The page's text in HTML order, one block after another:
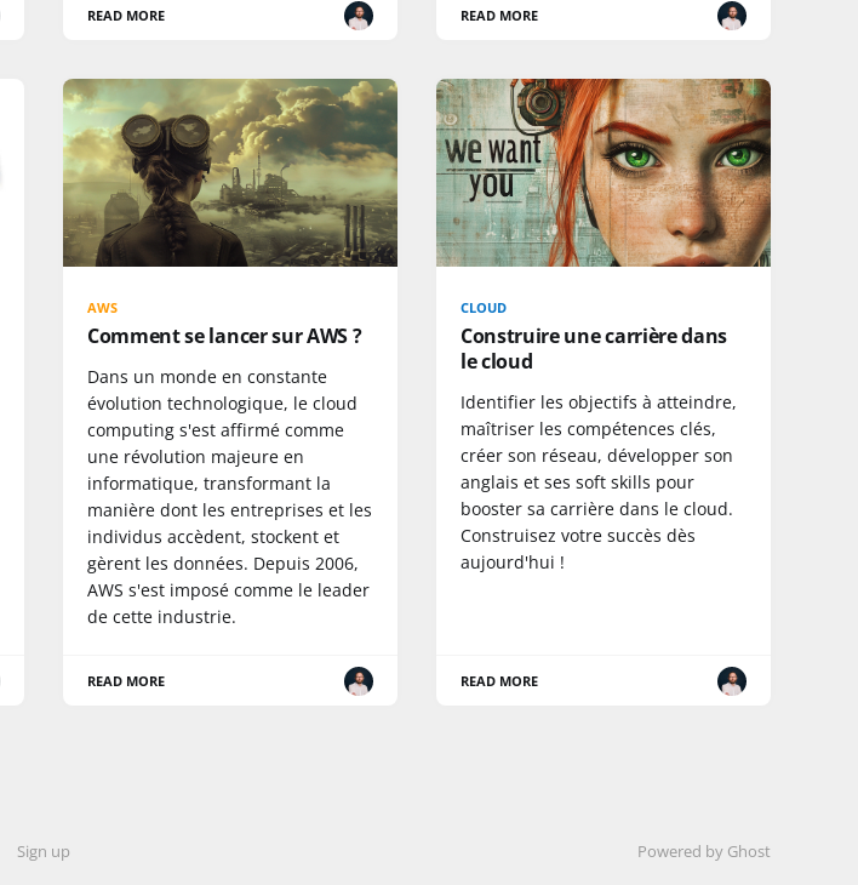
READ MORE READ MORE
AWS
Comment se lancer sur AWS ?
Dans un monde en constante
évolution technologique, le cloud
computing s'est affirmé comme
une révolution majeure en
informatique, transformant la
manière dont les entreprises et les
individus accèdent, stockent et
gèrent les données. Depuis 2006,
AWS s'est imposé comme le leader
de cette industrie.
READ MORE
CLOUD
Construire une carrière dans
le cloud
Identifier les objectifs à atteindre,
maîtriser les compétences clés,
créer son réseau, développer son
anglais et ses soft skills pour
booster sa carrière dans le cloud.
Construisez votre succès dès
aujourd'hui !
READ MORE
Sign up Powered by Ghost